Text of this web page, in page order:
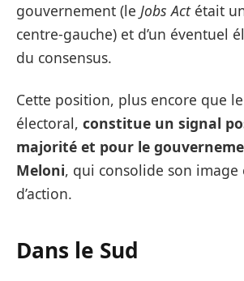
gouvernement (le Jobs Actétait
centre-gauche) et d’un éventuel
du consensus.
Cette position, plus encore que
électoral, constitue un signal
majorité et pour le
Meloni, qui consolide son image
d’action.
Dans le Sud